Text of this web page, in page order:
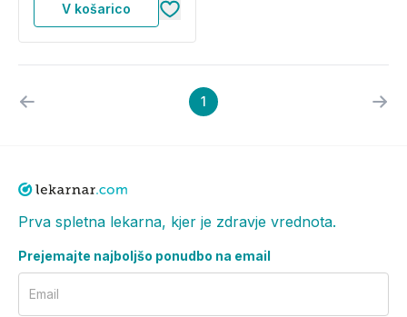
V košarico
1
Prva spletna lekarna, kjer je zdravje vrednota.
Prejemajte najboljšo ponudbo na email
Email